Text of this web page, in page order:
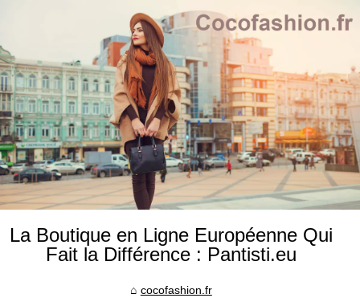
La Boutique en Ligne Européenne Qui
Fait la Différence : Pantisti.eu
cocofashion.fr